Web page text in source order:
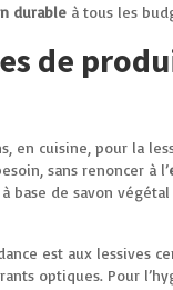
durable à tous les
de
en cuisine, pour la
sans renoncer à l’
base de savon
est aux lessives
optiques. Pour